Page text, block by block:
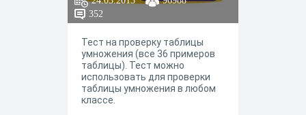
352
Тест на проверку таблицы
умножения (все 36 примеров
таблицы). Тест можно
использовать для проверки
таблицы умножения в любом
классе.